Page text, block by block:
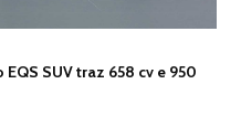
SUV traz 658 cv e 950